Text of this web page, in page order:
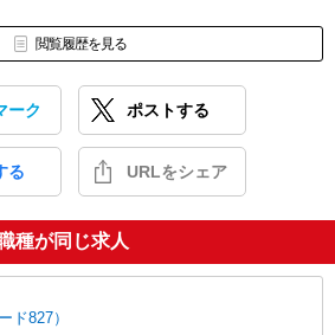
閲覧履歴を見る
ーク ポストする
る URLをシェア
種が同じ求人
ド827）